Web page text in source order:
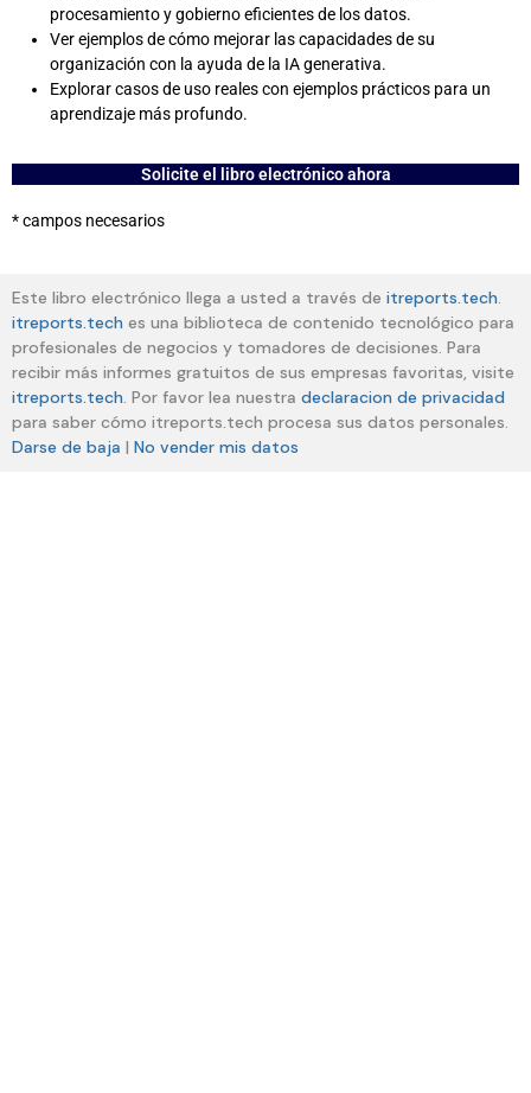
procesamiento y gobierno eficientes de los datos.
Ver ejemplos de cómo mejorar las capacidades de su
organización con la ayuda de la IA generativa.
Explorar casos de uso reales con ejemplos prácticos para un
aprendizaje más profundo.
Solicite el libro electrónico ahora
* campos necesarios
Este libro electrónico llega a usted a través de itreports.tech.
itreports.tech es una biblioteca de contenido tecnológico para
profesionales de negocios y tomadores de decisiones. Para
recibir más informes gratuitos de sus empresas favoritas, visite
itreports.tech. Por favor lea nuestra declaracion de privacidad
para saber cómo itreports.tech procesa sus datos personales.
Darse de baja | No vender mis datos